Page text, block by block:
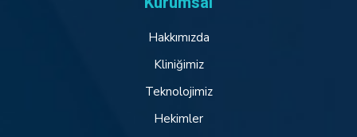
Hakkımızda
Kliniğimiz
Teknolojimiz
Hekimler